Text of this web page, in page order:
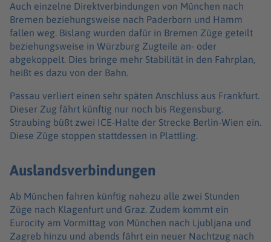
Auch einzelne Direktverbindungen von München nach
Bremen beziehungsweise nach Paderborn und Hamm
fallen weg. Bislang wurden dafür in Bremen Züge geteilt
beziehungsweise in Würzburg Zugteile an- oder
abgekoppelt. Dies bringe mehr Stabilität in den Fahrplan,
heißt es dazu von der Bahn.
Passau verliert einen sehr späten Anschluss aus Frankfurt.
Dieser Zug fährt künftig nur noch bis Regensburg.
Straubing büßt zwei ICE-Halte der Strecke Berlin-Wien ein.
Diese Züge stoppen stattdessen in Plattling.
Auslandsverbindungen
Ab München fahren künftig nahezu alle zwei Stunden
Züge nach Klagenfurt und Graz. Zudem kommt ein
Eurocity am Vormittag von München nach Ljubljana und
Zagreb hinzu und abends fährt ein neuer Nachtzug nach